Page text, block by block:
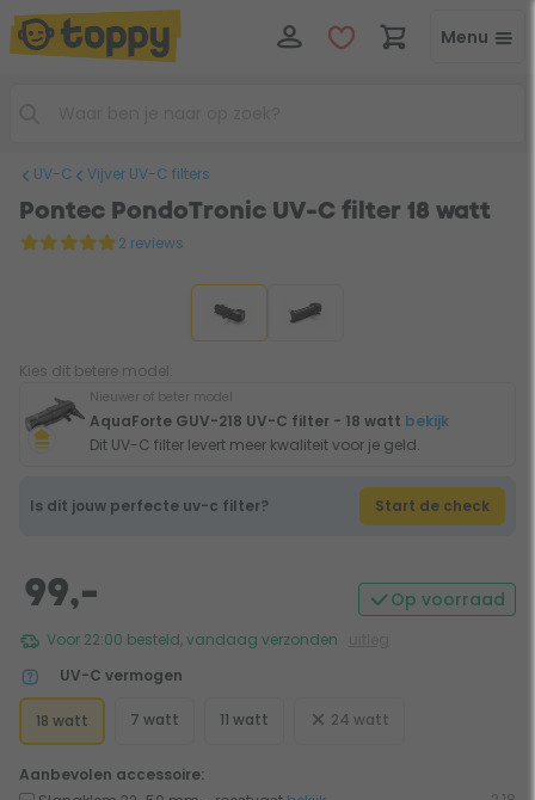
Menu
UV-C Vijver UV-C filters
Pontec PondoTronic UV-C filter 18 watt
2 reviews
Kies dit betere model:
Nieuwer of beter model
AquaForte GUV-218 UV-C filter - 18 watt bekijk
Dit UV-C filter levert meer kwaliteit voor je geld.
Is dit jouw perfecte uv-c filter? Start de check
99,- Op voorraad
Voor 22:00 besteld, vandaag verzonden
UV-C vermogen
18 watt 7 watt 11 watt 24 watt
Aanbevolen accessoire: